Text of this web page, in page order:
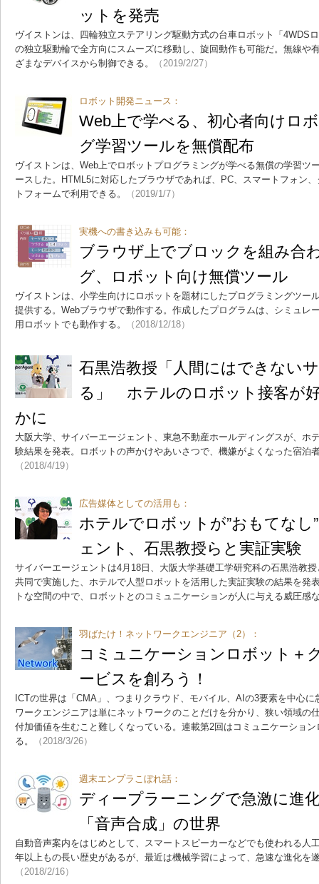
ットを発売
ヴイストンは、四輪独立ステアリング駆動方式の台車ロボット「4WDS
の独立駆動輪で全方向にスムーズに移動し、旋回動作も可能だ。無線や
ざまなデバイスから制御できる。
（2019/2/27）
ロボット開発ニュース：
Web上で学べる、初心者向けロ
グ学習ツールを無償配布
ヴイストンは、Web上でロボットプログラミングが学べる無償の学習ツ
ースした。HTML5に対応したブラウザであれば、PC、スマートフォン
トフォームで利用できる。
（2019/1/7）
実機への書き込みも可能：
ブラウザ上でブロックを組み合
グ、ロボット向け無償ツール
ヴイストンは、小学生向けにロボットを題材にしたプログラミングツー
提供する。Webブラウザで動作する。作成したプログラムは、シミュレ
用ロボットでも動作する。
（2018/12/18）
石黒浩教授「人間にはできない
る」 ホテルのロボット接客が
かに
大阪大学、サイバーエージェント、東急不動産ホールディングスが、ホ
験結果を発表。ロボットの声かけやあいさつで、機嫌がよくなった宿泊
（2018/4/19）
広告媒体としての活用も：
ホテルでロボットが”おもてな
ェント、石黒教授らと実証実験
サイバーエージェントは4月18日、大阪大学基礎工学研究科の石黒浩教
共同で実施した、ホテルで人型ロボットを活用した実証実験の結果を発
トな空間の中で、ロボットとのコミュニケーションが人に与える威圧感
羽ばたけ！ネットワークエンジニア（2）：
コミュニケーションロボット＋
ービスを創ろう！
ICTの世界は「CMA」、つまりクラウド、モバイル、AIの3要素を中心
ワークエンジニアは単にネットワークのことだけを分かり、狭い領域の
付加価値を生むこと難しくなっている。連載第2回はコミュニケーショ
る。
（2018/3/26）
週末エンプラこぼれ話：
ディープラーニングで急激に進
「音声合成」の世界
自動音声案内をはじめとして、スマートスピーカーなどでも使われる人
年以上もの長い歴史があるが、最近は機械学習によって、急速な進化を
（2018/2/16）